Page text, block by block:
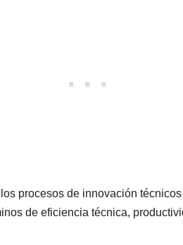
procesos de innovación
de eficiencia técnica,